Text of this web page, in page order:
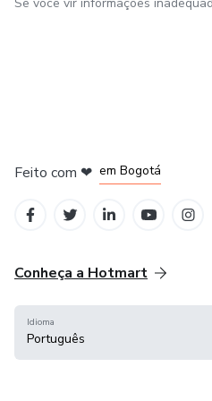
Feito com ❤ em Bogotá
Conheça a Hotmart
Idioma
Português